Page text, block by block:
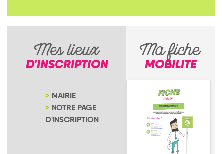
Mes lieux
D'INSCRIPTION
MAIRIE
NOTRE PAGE
D'INSCRIPTION
Ma fiche
MOBILITE